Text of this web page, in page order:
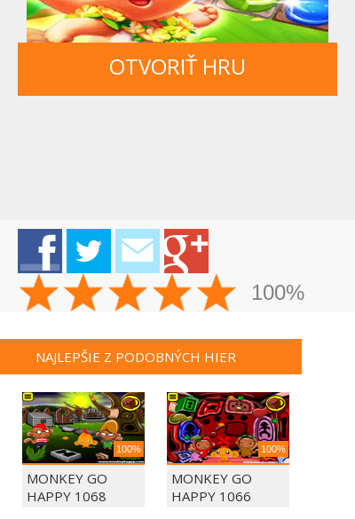
OTVORIŤ HRU
100%
NAJLEPŠIE Z PODOBNÝCH HIER
100%
MONKEY GO
HAPPY 1068
100%
MONKEY GO
HAPPY 1066